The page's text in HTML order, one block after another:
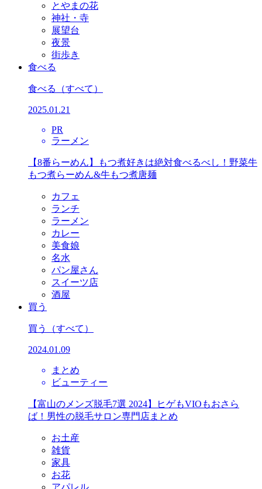
とやまの花
神社・寺
展望台
夜景
街歩き
食べる
食べる （すべて）
2025.01.21
PR
ラーメン
【8番らーめん】もつ煮好きは絶対食べるべし！野菜牛
もつ煮らーめん&牛もつ煮唐麺
カフェ
ランチ
ラーメン
カレー
美食娘
名水
パン屋さん
スイーツ店
酒屋
買う
買う （すべて）
2024.01.09
まとめ
ビューティー
【富山のメンズ脱毛7選 2024】ヒゲもVIOもおさら
ば！男性の脱毛サロン専門店まとめ
お土産
雑貨
家具
お花
アパレル